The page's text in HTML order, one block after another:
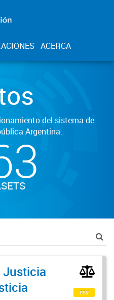
ACERCA
del sistema de
Argentina.
Justicia
csv